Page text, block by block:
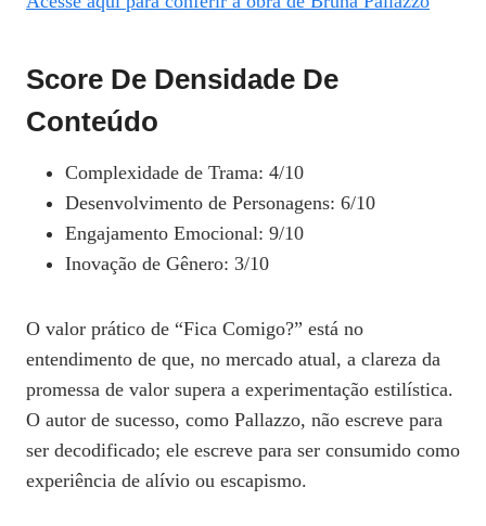
Score De Densidade De
Conteúdo
Complexidade de Trama: 4/10
Desenvolvimento de Personagens: 6/10
Engajamento Emocional: 9/10
Inovação de Gênero: 3/10
O valor prático de “Fica Comigo?” está no
entendimento de que, no mercado atual, a clareza da
promessa de valor supera a experimentação estilística.
O autor de sucesso, como Pallazzo, não escreve para
ser decodificado; ele escreve para ser consumido como
experiência de alívio ou escapismo.